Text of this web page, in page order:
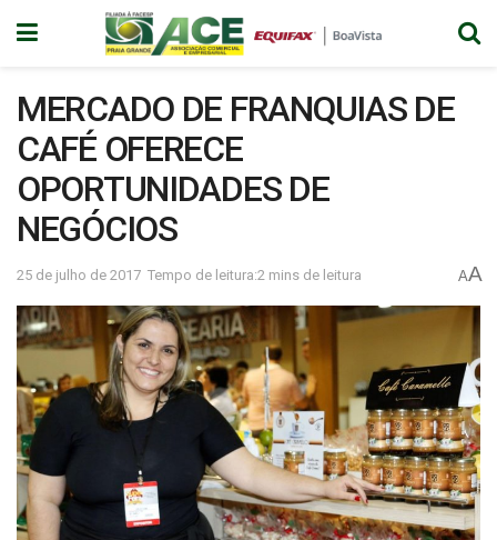
MERCADO DE FRANQUIAS DE
CAFÉ OFERECE
OPORTUNIDADES DE
NEGÓCIOS
25 de julho de 2017 Tempo de leitura:2 mins de leitura AA